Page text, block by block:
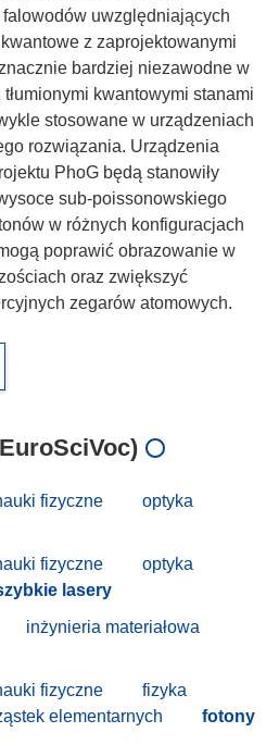
uwzględniających
z zaprojektowanymi
bardziej niezawodne w
kwantowymi stanami
stosowane w urządzeniach
rozwiązania. Urządzenia
PhoG będą stanowiły
sub-poissonowskiego
w różnych konfiguracjach
poprawić obrazowanie w
oraz zwiększyć
zegarów atomowych.
fizyczne
optyka
fizyczne
optyka
lasery
inżynieria materiałowa
fizyczne
fizyka
elementarnych fotony